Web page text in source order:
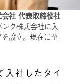
社 代表取締役社
ク株式会社に入
設立。現在に至
入社したタイ